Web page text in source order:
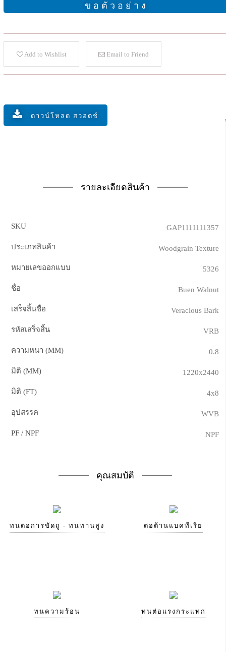
ขอตัวอย่าง
Add to Wishlist Email to Friend
ดาวน์โหลด สวอตช์
รายละเอียดสินค้า
SKU GAP1111111357
ประเภทสินค้า Woodgrain Texture
หมายเลขออกแบบ 5326
ชื่อ Buen Walnut
เสร็จสิ้นชื่อ Veracious Bark
รหัสเสร็จสิ้น VRB
ความหนา (MM) 0.8
มิติ (MM) 1220x2440
มิติ (FT) 4x8
อุปสรรค WVB
PF / NPF NPF
คุณสมบัติ
ทนต่อการขัดถู - ทนทานสูง ต่อต้านแบคทีเรีย
ทนความร้อน ทนต่อแรงกระแทก